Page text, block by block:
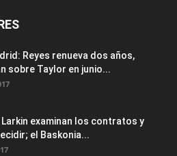
Reyes renueva dos años,
sobre Taylor en junio...
Larkin examinan los contratos y
el Baskonia...